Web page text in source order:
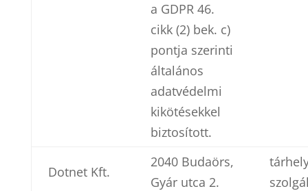
a GDPR 46.
cikk (2) bek. c)
pontja szerinti
általános
adatvédelmi
kikötésekkel
biztosított.
Dotnet Kft.
2040 Budaörs,
Gyár utca 2.